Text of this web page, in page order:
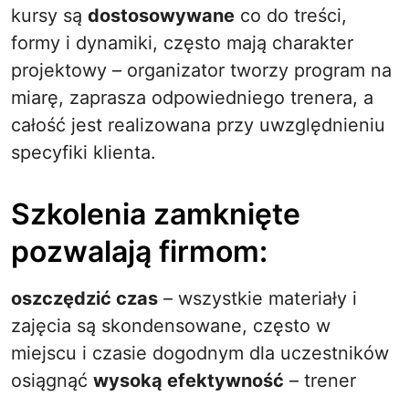
kursy są dostosowywane co do treści,
formy i dynamiki, często mają charakter
projektowy – organizator tworzy program na
miarę, zaprasza odpowiedniego trenera, a
całość jest realizowana przy uwzględnieniu
specyfiki klienta.
Szkolenia zamknięte
pozwalają firmom:
oszczędzić czas – wszystkie materiały i
zajęcia są skondensowane, często w
miejscu i czasie dogodnym dla uczestników
osiągnąć wysoką efektywność – trener